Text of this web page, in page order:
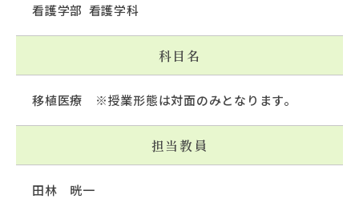
看護学部 看護学科
科目名
移植医療 ※授業形態は対面のみとなります。
担当教員
田林 晄一